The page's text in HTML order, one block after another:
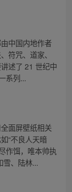
中国内地作者
符咒、道家、
述了 21 世纪中
系列...
面屏壁纸相关
“不良人天暗
作饵，唯本帅执
雪、陆林...